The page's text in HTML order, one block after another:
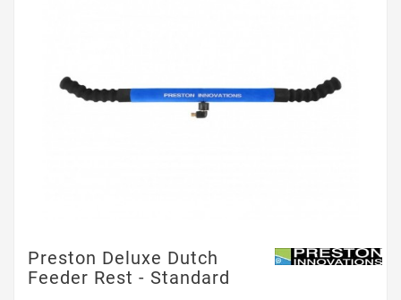
Preston Deluxe Dutch
Feeder Rest - Standard